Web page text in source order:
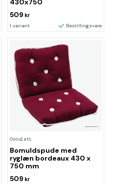
430x750
509 kr
1 variant Bestillingsvare
Osculati
Bomuldspude med
ryglæn bordeaux 430 x
750 mm
509 kr